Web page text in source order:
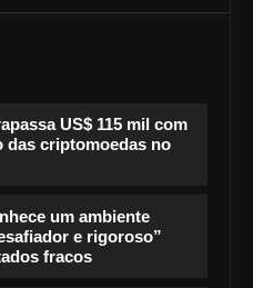
US$ 115 mil com
das criptomoedas no
um ambiente
e rigoroso”
fracos